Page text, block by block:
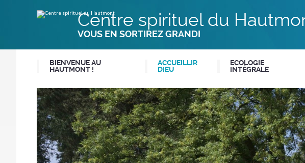
contenu.
Centre spirituel du
VOUS EN SORTIREZ GRANDI
BIENVENUE AU
HAUTMONT !
ACCUEILLIR
DIEU
ECOLOGIE
INTÉGRALE